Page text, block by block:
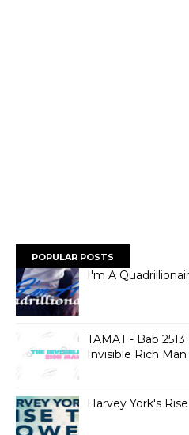
POPULAR POSTS
I'm A
TAMAT - Bab
Invisible Rich Man
Harvey York's